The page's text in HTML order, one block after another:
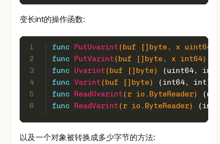
变长int的操作函数:
1
2
3
4
5
6
func PutUvarint (buf [] byte , x uint64
func
PutVarint (buf [] byte , x int64)
func
Uvarint (buf [] byte) (uint64 , int
func Varint (buf [] byte) (int64 , int)
func
ReadUvarint (r io.ByteReader) (
func
ReadVarint (r io.ByteReader) (
以及一个对象被转换成多少字节的方法: